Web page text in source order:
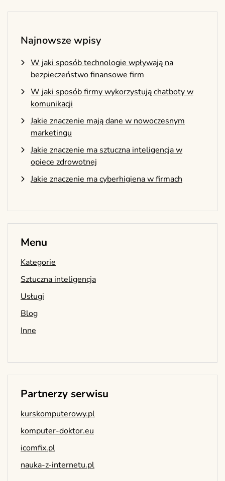
Najnowsze wpisy
W jaki sposób technologie wpływają na
bezpieczeństwo finansowe firm
W jaki sposób firmy wykorzystują chatboty w
komunikacji
Jakie znaczenie mają dane w nowoczesnym
marketingu
Jakie znaczenie ma sztuczna inteligencja w
opiece zdrowotnej
Jakie znaczenie ma cyberhigiena w firmach
Menu
Kategorie
Sztuczna inteligencja
Usługi
Blog
Inne
Partnerzy serwisu
kurskomputerowy.pl
komputer-doktor.eu
icomfix.pl
nauka-z-internetu.pl